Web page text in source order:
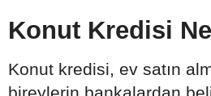
Konut Kredisi
Konut kredisi, ev satın